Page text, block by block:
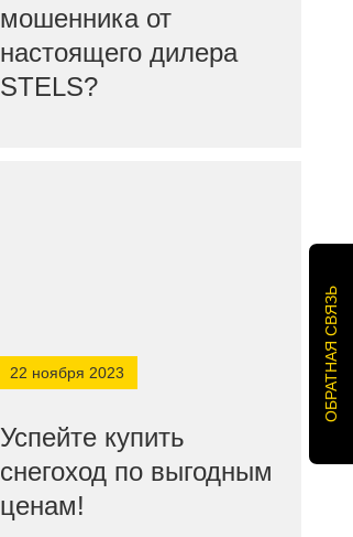
мошенника от
настоящего дилера
STELS?
22 ноября 2023
Успейте купить
снегоход по выгодным
ценам!
ОБРАТНАЯ СВЯЗЬ